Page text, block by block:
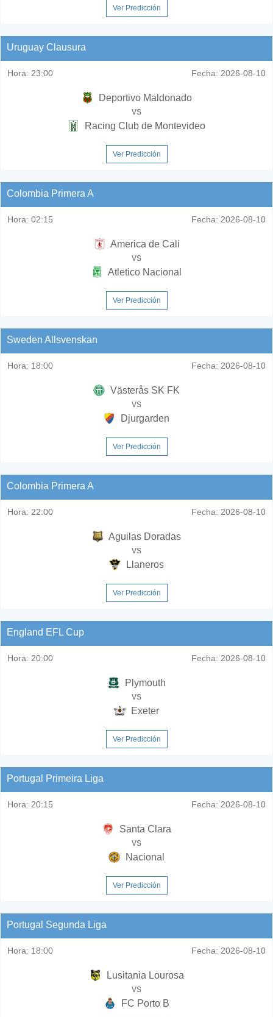
Ver Predicción
Uruguay Clausura
Hora: 23:00 Fecha: 2026-08-10
Deportivo Maldonado
vs
Racing Club de Montevideo
Ver Predicción
Colombia Primera A
Hora: 02:15 Fecha: 2026-08-10
America de Cali
vs
Atletico Nacional
Ver Predicción
Sweden Allsvenskan
Hora: 18:00 Fecha: 2026-08-10
Västerås SK FK
vs
Djurgarden
Ver Predicción
Colombia Primera A
Hora: 22:00 Fecha: 2026-08-10
Aguilas Doradas
vs
Llaneros
Ver Predicción
England EFL Cup
Hora: 20:00 Fecha: 2026-08-10
Plymouth
vs
Exeter
Ver Predicción
Portugal Primeira Liga
Hora: 20:15 Fecha: 2026-08-10
Santa Clara
vs
Nacional
Ver Predicción
Portugal Segunda Liga
Hora: 18:00 Fecha: 2026-08-10
Lusitania Lourosa
vs
FC Porto B